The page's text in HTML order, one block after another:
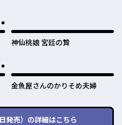
神仙桃娘 宮廷の贄
金魚屋さんのかりそめ夫婦
発売） の詳細はこちら